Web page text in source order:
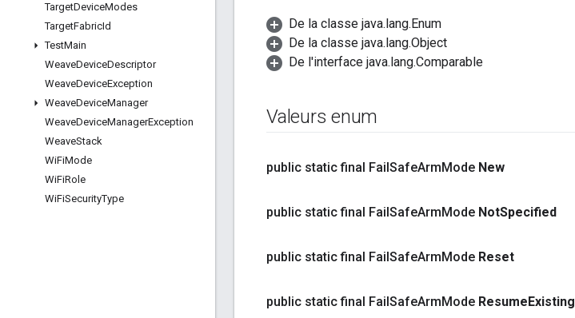
TargetDeviceModes
TargetFabricId
TestMain
WeaveDeviceDescriptor
WeaveDeviceException
WeaveDeviceManager
WeaveDeviceManagerException
WeaveStack
WiFiMode
WiFiRole
WiFiSecurityType
De la classe java.lang.Enum
De la classe java.lang.Object
De l'interface java.lang.Comparable
Valeurs enum
public static final FailSafeArmMode New
public static final FailSafeArmMode NotSpecified
public static final FailSafeArmMode Reset
public static final FailSafeArmMode ResumeExisting